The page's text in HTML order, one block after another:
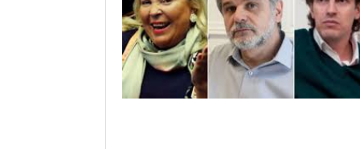
De Selección De Jueces Por Fuera De La
Política
Expectativa Por La Cumbre Entre Milei Y
Trump
Van A Investigar La Ruta Del Fentanilo